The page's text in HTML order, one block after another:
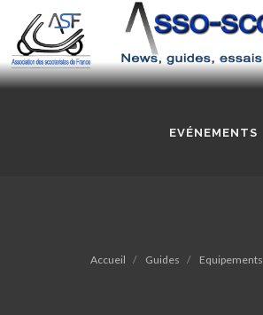
EVÉNEMENTS
Accueil Guides Equipements